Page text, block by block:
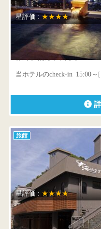
星評価 :★★★★
熱海温泉 Relax
静岡県 熱海市咲見町6-41
当ホテルのcheck-in 15:00
旅館
星評価 : ★★★★
石花海 別邸